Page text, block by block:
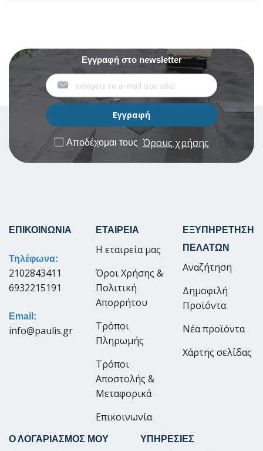
Εγγραφή στο newsletter
Αποδέχομαι τους Όρους χρήσης
ΕΠΙΚΟΙΝΩΝΙΑ
Τηλέφωνα:
2102843411
6932215191
Email:
info@paulis.gr
ΕΤΑΙΡΕΙΑ
Η εταιρεία μας
Όροι Χρήσης &
Πολιτική
Απορρήτου
Τρόποι
Πληρωμής
Τρόποι
Αποστολής &
Μεταφορικά
Επικοινωνία
ΕΞΥΠΗΡΕΤΗΣΗ
ΠΕΛΑΤΩΝ
Αναζήτηση
Δημοφιλή
Προϊόντα
Νέα προϊόντα
Χάρτης σελίδας
Ο ΛΟΓΑΡΙΑΣΜΟΣ ΜΟΥ ΥΠΗΡΕΣΙΕΣ